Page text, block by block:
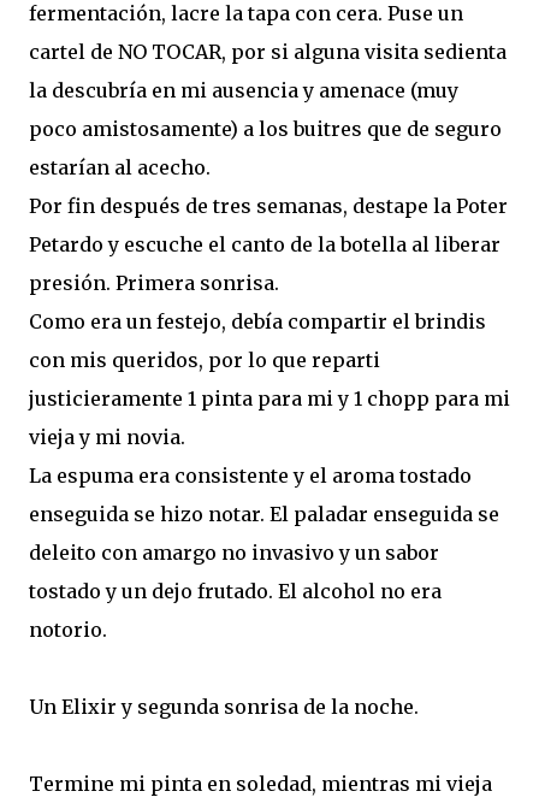
fermentación, lacre la tapa con cera. Puse un
cartel de NO TOCAR, por si alguna visita sedienta
la descubría en mi ausencia y amenace (muy
poco amistosamente) a los buitres que de seguro
estarían al acecho.
Por fin después de tres semanas, destape la Poter
Petardo y escuche el canto de la botella al liberar
presión. Primera sonrisa.
Como era un festejo, debía compartir el brindis
con mis queridos, por lo que reparti
justicieramente 1 pinta para mi y 1 chopp para mi
vieja y mi novia.
La espuma era consistente y el aroma tostado
enseguida se hizo notar. El paladar enseguida se
deleito con amargo no invasivo y un sabor
tostado y un dejo frutado. El alcohol no era
notorio.
Un Elixir y segunda sonrisa de la noche.
Termine mi pinta en soledad, mientras mi vieja